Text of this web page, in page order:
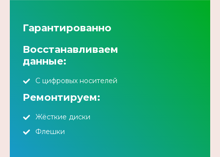
Гарантированно
Восстанавливаем
данные:
С цифровых носителей
Ремонтируем:
Жёсткие диски
Флешки